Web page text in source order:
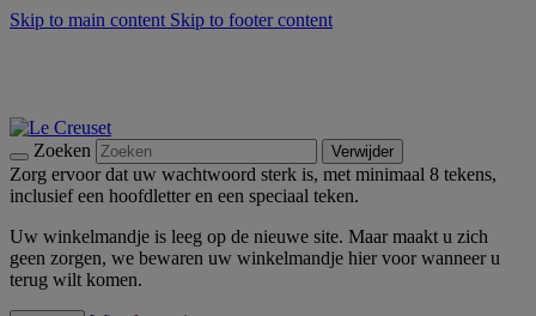
Skip to main content Skip to footer content
Zoeken Verwijder
Zorg ervoor dat uw wachtwoord sterk is, met minimaal 8 tekens,
inclusief een hoofdletter en een speciaal teken.
Uw winkelmandje is leeg op de nieuwe site. Maar maakt u zich
geen zorgen, we bewaren uw winkelmandje hier voor wanneer u
terug wilt komen.